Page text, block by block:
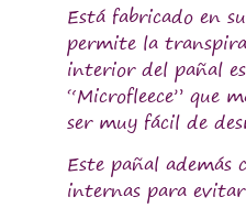
Está fabricado en
permite la
interior del pañal
“Microfleece” que
ser muy fácil de
Este pañal además
internas para evitar